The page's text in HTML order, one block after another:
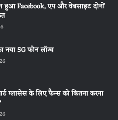
हुआ Facebook, एप और वेबसाइट दोनों
नया 5G फोन लॉन्च
ग्लासेस के लिए फैन्स को कितना करना